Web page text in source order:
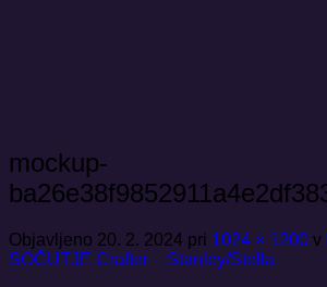
mockup-
Objavljeno 20. 2. 2024 pri 1024 × 1200 v
SOČUTJE Crafter – Stanley/Stella